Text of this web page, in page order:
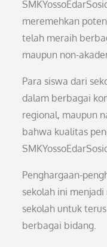
meremehkan
telah meraih
maupun non-
Para siswa dari
dalam berbagai
regional, maupun
bahwa kualitas
Penghargaan-
sekolah ini
sekolah untuk
berbagai bidang.